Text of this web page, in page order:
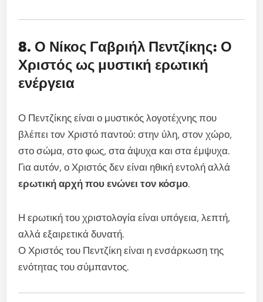
8. Ο Νίκος Γαβριήλ Πεντζίκης: Ο
Χριστός ως μυστική ερωτική
ενέργεια
Ο Πεντζίκης είναι ο μυστικός λογοτέχνης που
βλέπει τον Χριστό παντού: στην ύλη, στον χώρο,
στο σώμα, στο φως, στα άψυχα και στα έμψυχα.
Για αυτόν, ο Χριστός δεν είναι ηθική εντολή αλλά
ερωτική αρχή που ενώνει τον κόσμο.
Η ερωτική του χριστολογία είναι υπόγεια, λεπτή,
αλλά εξαιρετικά δυνατή.
Ο Χριστός του Πεντζίκη είναι η ενσάρκωση της
ενότητας του σύμπαντος.